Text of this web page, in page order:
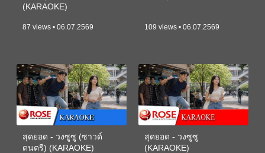
(KARAOKE)
87 views • 06.07.2569 109 views • 06.07.2569
สุดยอด - วงซูซู (ซาวด์
ดนตรี) (KARAOKE)
สุดยอด - วงซูซู
(KARAOKE)